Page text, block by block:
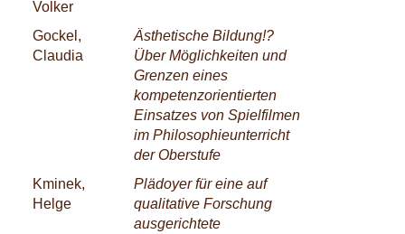
Volker
Gockel,
Claudia
Ästhetische Bildung!?
Über Möglichkeiten und
Grenzen eines
kompetenzorientierten
Einsatzes von Spielfilmen
im Philosophieunterricht
der Oberstufe
Kminek,
Helge
Plädoyer für eine auf
qualitative Forschung
ausgerichtete